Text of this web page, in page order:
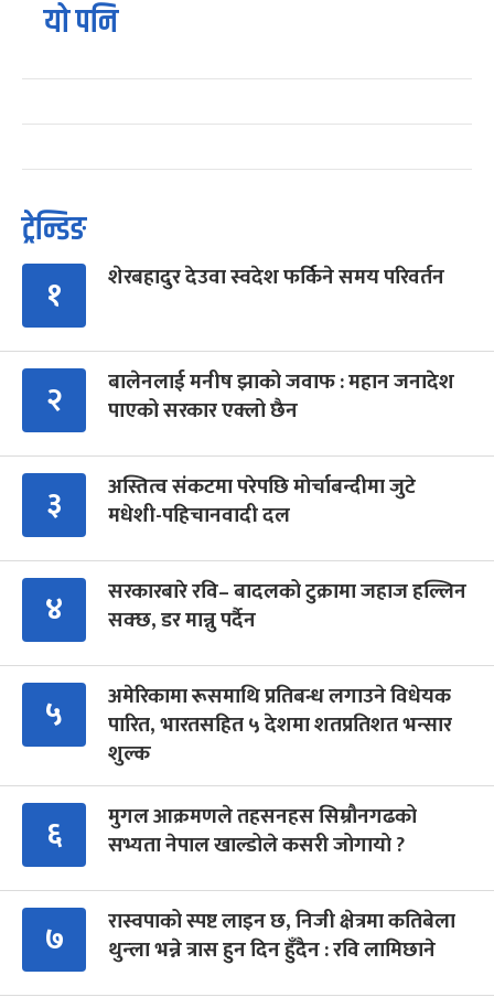
यो पनि
ट्रेन्डिङ
१ शेरबहादुर देउवा स्वदेश फर्किने समय परिवर्तन
२
बालेनलाई मनीष झाको जवाफ : महान जनादेश
पाएको सरकार एक्लो छैन
३
अस्तित्व संकटमा परेपछि मोर्चाबन्दीमा जुटे
मधेशी-पहिचानवादी दल
४
सरकारबारे रवि– बादलको टुक्रामा जहाज हल्लिन
सक्छ, डर मान्नु पर्दैन
५
अमेरिकामा रूसमाथि प्रतिबन्ध लगाउने विधेयक
पारित, भारतसहित ५ देशमा शतप्रतिशत भन्सार
शुल्क
६
मुगल आक्रमणले तहसनहस सिम्रौनगढको
सभ्यता नेपाल खाल्डोले कसरी जोगायो ?
७
रास्वपाको स्पष्ट लाइन छ, निजी क्षेत्रमा कतिबेला
थुन्ला भन्ने त्रास हुन दिन हुँदैन : रवि लामिछाने